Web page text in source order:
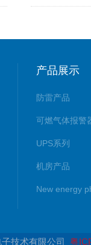
产品展示
防雷产品
可燃气体报警
UPS系列
机房产品
New energy
技术有限公司 粤